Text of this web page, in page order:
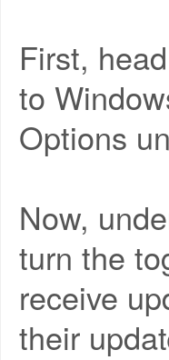
First,
to
Options
Now,
turn the
receive
their